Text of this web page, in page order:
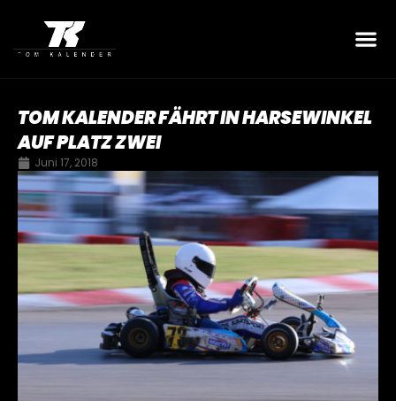
TOM KALENDER FÄHRT IN HARSEWINKEL
AUF PLATZ ZWEI
Juni 17, 2018